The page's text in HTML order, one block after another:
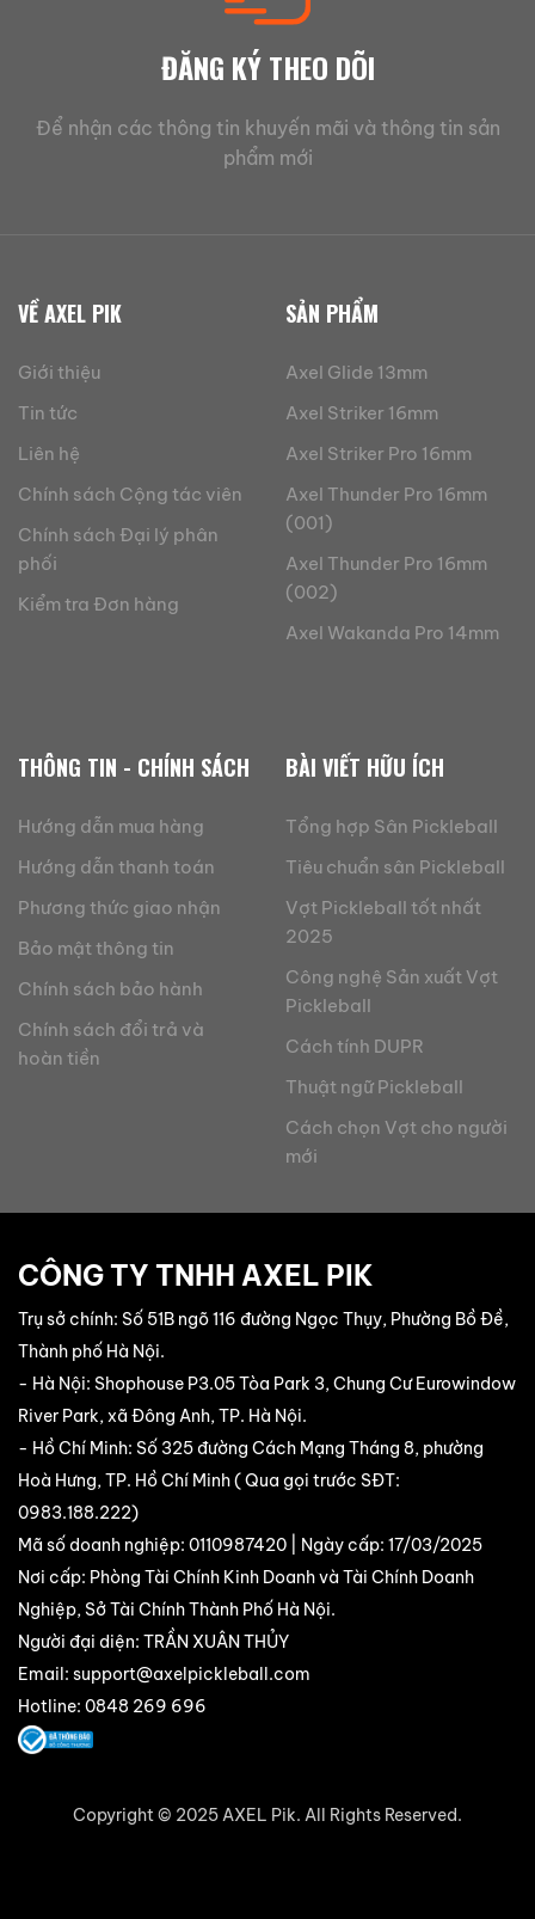
ĐĂNG KÝ THEO DÕI
Để nhận các thông tin khuyến mãi và thông tin sản
phẩm mới
VỀ AXEL PIK
Giới thiệu
Tin tức
Liên hệ
Chính sách Cộng tác viên
Chính sách Đại lý phân
phối
Kiểm tra Đơn hàng
SẢN PHẨM
Axel Glide 13mm
Axel Striker 16mm
Axel Striker Pro 16mm
Axel Thunder Pro 16mm
(001)
Axel Thunder Pro 16mm
(002)
Axel Wakanda Pro 14mm
THÔNG TIN - CHÍNH SÁCH
Hướng dẫn mua hàng
Hướng dẫn thanh toán
Phương thức giao nhận
Bảo mật thông tin
Chính sách bảo hành
Chính sách đổi trả và
hoàn tiền
BÀI VIẾT HỮU ÍCH
Tổng hợp Sân Pickleball
Tiêu chuẩn sân Pickleball
Vợt Pickleball tốt nhất
2025
Công nghệ Sản xuất Vợt
Pickleball
Cách tính DUPR
Thuật ngữ Pickleball
Cách chọn Vợt cho người
mới
CÔNG TY TNHH AXEL PIK
Trụ sở chính: Số 51B ngõ 116 đường Ngọc Thụy, Phường Bồ Đề,
Thành phố Hà Nội.
- Hà Nội: Shophouse P3.05 Tòa Park 3, Chung Cư Eurowindow
River Park, xã Đông Anh, TP. Hà Nội.
- Hồ Chí Minh: Số 325 đường Cách Mạng Tháng 8, phường
Hoà Hưng, TP. Hồ Chí Minh ( Qua gọi trước SĐT:
0983.188.222)
Mã số doanh nghiệp: 0110987420 | Ngày cấp: 17/03/2025
Nơi cấp: Phòng Tài Chính Kinh Doanh và Tài Chính Doanh
Nghiệp, Sở Tài Chính Thành Phố Hà Nội.
Người đại diện: TRẦN XUÂN THỦY
Email: support@axelpickleball.com
Hotline: 0848 269 696
Copyright © 2025 AXEL Pik. All Rights Reserved.